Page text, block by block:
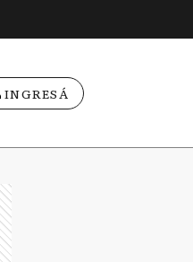
INGRESÁ